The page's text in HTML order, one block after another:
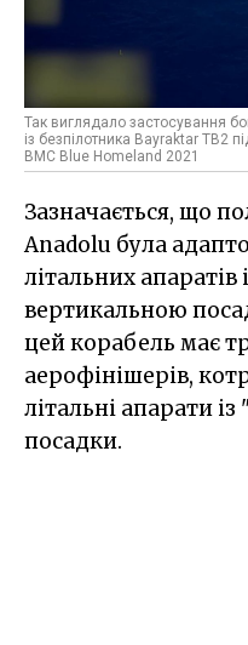
Так виглядало застосування
із безпілотника Bayraktar TB2
ВМС Blue Homeland 2021
Зазначається, що
Anadolu була
літальних
вертикальною
цей корабель має
аерофінішерів,
літальні апарати
посадки.